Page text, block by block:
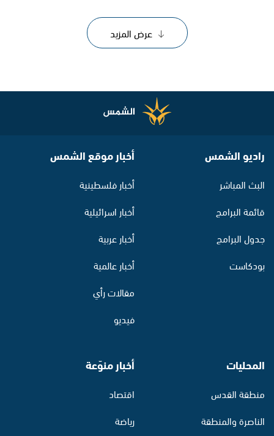
عرض المزيد
راديو الشمس
البث المباشر
قائمة البرامج
جدول البرامج
بودكاست
أخبار موقع الشمس
أخبار فلسطينية
أخبار اسرائيلية
أخبار عربية
أخبار عالمية
مقالات رأي
فيديو
المحليات
منطقة القدس
الناصرة والمنطقة
أخبار منوّعة
اقتصاد
رياضة